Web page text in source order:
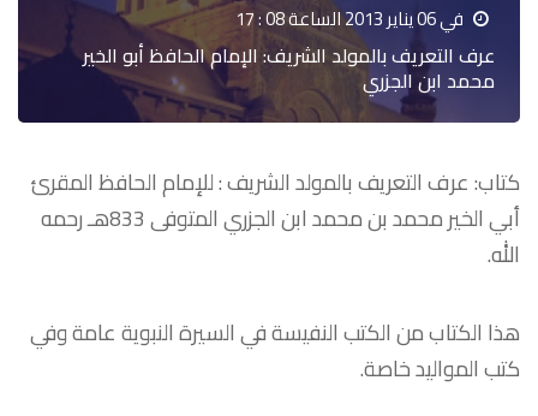
في 06 يناير 2013 الساعة 08 : 17
عرف التعريف بالمولد الشريف: الإمام الحافظ أبو الخير
محمد ابن الجزري
كتاب: عرف التعريف بالمولد الشريف : للإمام الحافظ المقرئ
أبي الخير محمد بن محمد ابن الجزري المتوفى 833هـ رحمه
الله.
هذا الكتاب من الكتب النفيسة في السيرة النبوية عامة وفي
كتب المواليد خاصة.